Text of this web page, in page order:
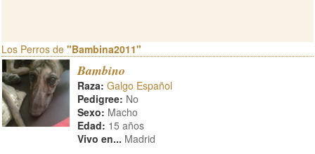
Los Perros de "Bambina2011"
Bambino
Raza: Galgo Español
Pedigree: No
Sexo: Macho
Edad: 15 años
Vivo en... Madrid